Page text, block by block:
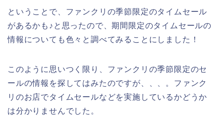
ということで、ファンクリの季節限定のタイムセール
があるかも♪と思ったので、期間限定のタイムセールの
情報についても色々と調べてみることにしました！
このように思いつく限り、ファンクリの季節限定のセ
ールの情報を探してはみたのですが、、、。ファンク
リのお店でタイムセールなどを実施しているかどうか
は分かりませんでした。